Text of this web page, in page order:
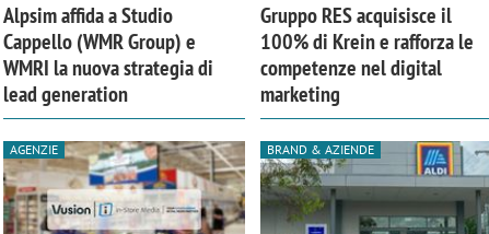
Alpsim affida a Studio
Cappello (WMR Group) e
WMRI la nuova strategia di
lead generation
Gruppo RES acquisisce il
100% di Krein e rafforza le
competenze nel digital
marketing
AGENZIE BRAND & AZIENDE
Deloitte Digital:
l’AI deve
Ricerche di mercato. Neri, Ipsos
Doxa: «Non basta più descrivere i
fenomeni: bisogna comprenderli e
tradurli in azioni»